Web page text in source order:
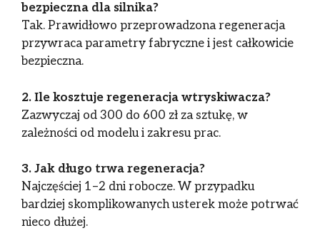
bezpieczna dla silnika?
Tak. Prawidłowo przeprowadzona regeneracja
przywraca parametry fabryczne i jest całkowicie
bezpieczna.
2. Ile kosztuje regeneracja wtryskiwacza?
Zazwyczaj od 300 do 600 zł za sztukę, w
zależności od modelu i zakresu prac.
3. Jak długo trwa regeneracja?
Najczęściej 1–2 dni robocze. W przypadku
bardziej skomplikowanych usterek może potrwać
nieco dłużej.